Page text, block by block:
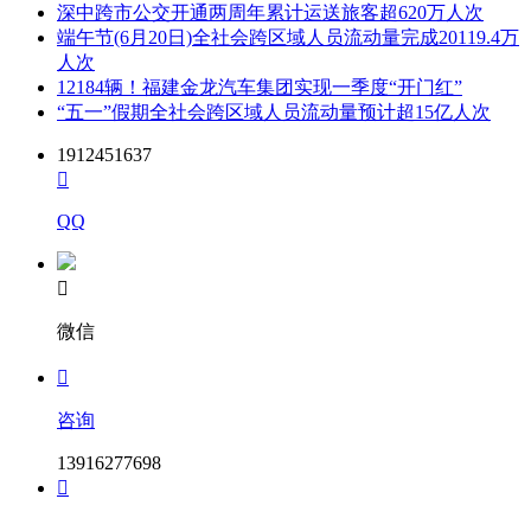
深中跨市公交开通两周年累计运送旅客超620万人次
端午节(6月20日)全社会跨区域人员流动量完成20119.4万
人次
12184辆！福建金龙汽车集团实现一季度“开门红”
“五一”假期全社会跨区域人员流动量预计超15亿人次
1912451637

QQ

微信

咨询
13916277698
